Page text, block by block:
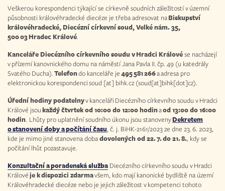
Veškerou korespondenci týkající se církevně soudních záležitostí v územní
působnosti královéhradecké diecéze je třeba adresovat naBiskupství
královéhradecké, Diecézní církevní soud, Velké nám. 35,
500 03 Hradec Králové.
Kanceláře Diecézního církevního soudu v Hradci Královése nacházejí
v přízemí kanovnického domu na náměstí Jana Pavla II. čp. 49 (u katedrály
Svatého Ducha).Telefondo kanceláře je495 581 266a adresa pro
elektronickou korespondencisoud [at] bihk.cz (soud[at]bihk[dot]cz).
Úřední hodiny podatelnyv kanceláři Diecézního církevního soudu v Hradci
Králové jsoukaždý čtvrtek od 10:00 do 12:00 hodinaod 13:00 do 16:00
hodin. Lhůty pro uplatnění soudního úkonu jsou stanovenyDekretem
o stanovení doby a počítání času, č. j. BiHK-2161/2023 ze dne 23. 6. 2023,
kde je mimo jiné stanovena dobadovolených od 22. 7. do 21. 8., kdy se
počítání lhůt pozastavuje.
Konzultační a poradenská služba Diecézního církevního soudu v Hradci
Královéje k dispozici zdarmavšem, kdo mají kanonické bydliště na území
Královéhradecké diecéze nebo je jejich záležitost v kompetenci tohoto